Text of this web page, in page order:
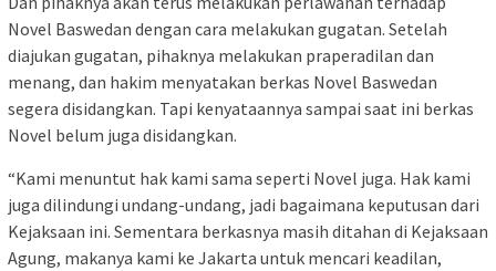
Novel Baswedan dengan cara melakukan gugatan. Setelah
diajukan gugatan, pihaknya melakukan praperadilan dan
menang, dan hakim menyatakan berkas Novel Baswedan
segera disidangkan. Tapi kenyataannya sampai saat ini berkas
Novel belum juga disidangkan.
“Kami menuntut hak kami sama seperti Novel juga. Hak kami
juga dilindungi undang-undang, jadi bagaimana keputusan dari
Kejaksaan ini. Sementara berkasnya masih ditahan di Kejaksaan
Agung, makanya kami ke Jakarta untuk mencari keadilan,